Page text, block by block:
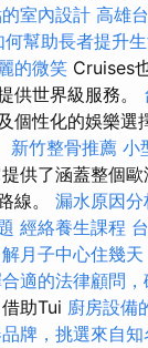
室內設計 高雄
幫助長者提升
的微笑 Cruises
供世界級服務。
個性化的娛樂選
新竹整骨推薦 小
供了涵蓋整個
線。 漏水原因
經絡養生課程
月子中心住幾
適的法律顧問
借助Tui 廚房設備
牌，挑選來自